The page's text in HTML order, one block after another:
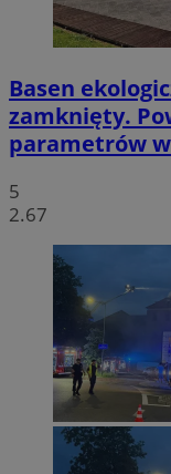
Basen
zamknięty.
parametrów
5
2.67